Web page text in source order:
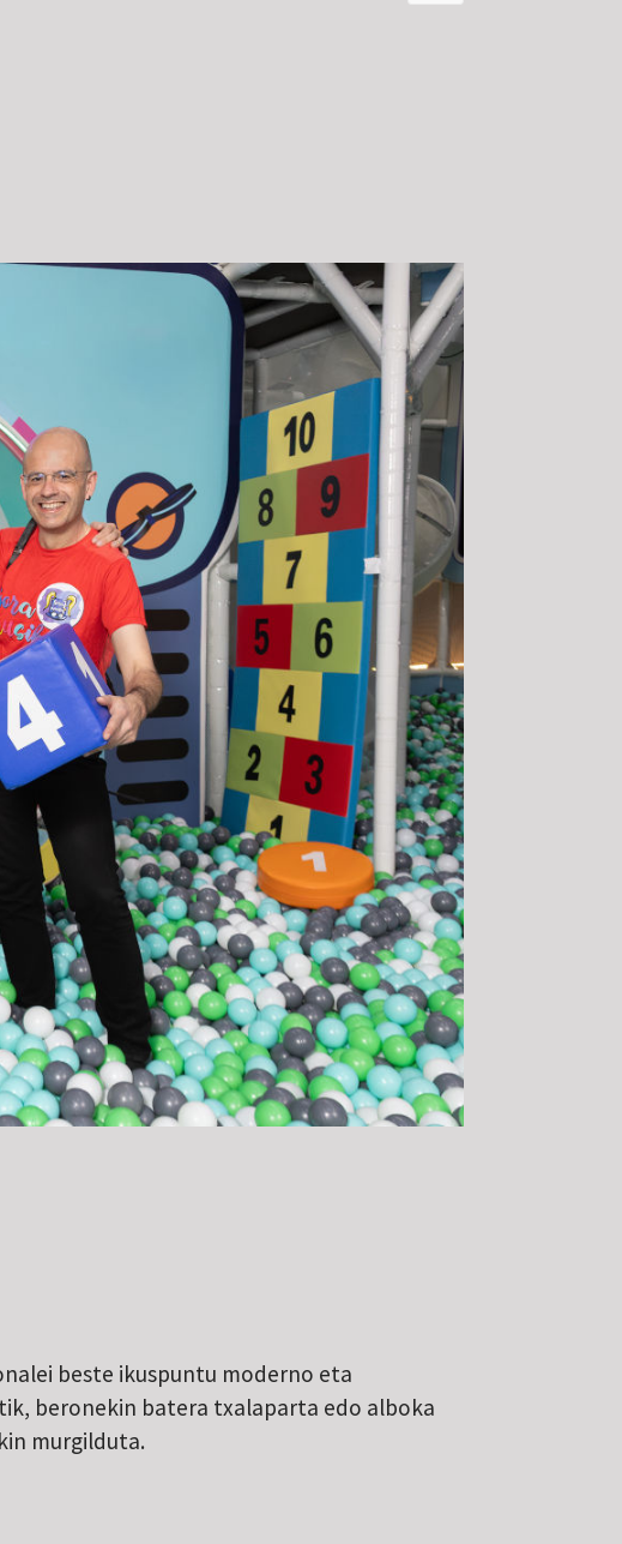
beste ikuspuntu moderno eta
beronekin batera txalaparta edo alboka
murgilduta.